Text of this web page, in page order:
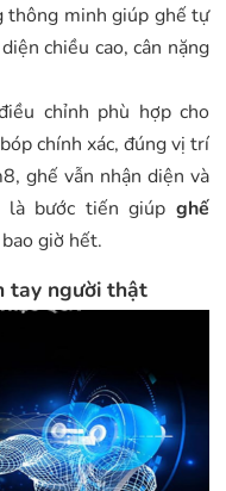
thông minh giúp ghế tự
chiều cao, cân nặng
chỉnh phù hợp cho
chính xác, đúng vị trí
ghế vẫn nhận diện và
là bước tiến giúp ghế
giờ hết.
tay người thật